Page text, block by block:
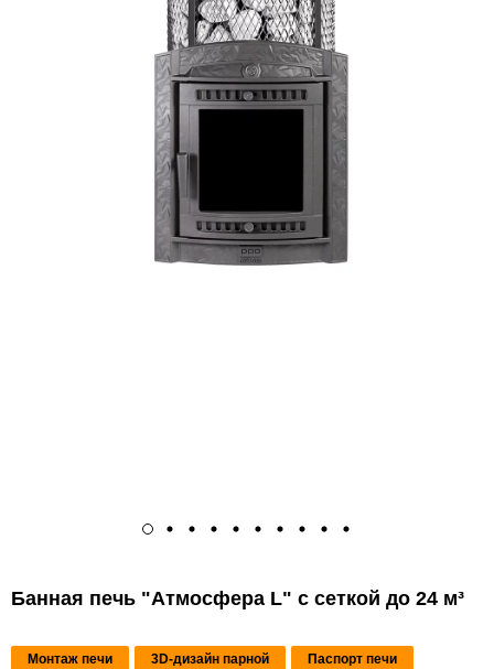
Банная печь "Атмосфера L" с сеткой до 24 м³
Монтаж печи 3D-дизайн парной Паспорт печи